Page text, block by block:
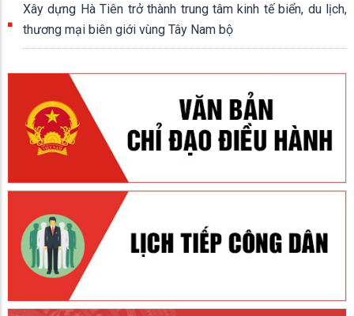
Xây dựng Hà Tiên trở thành trung tâm kinh tế biển, du lịch,
thương mại biên giới vùng Tây Nam bộ